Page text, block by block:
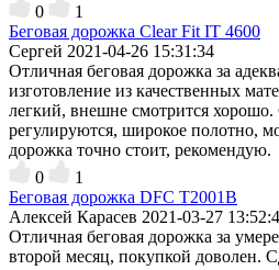
0
1
Беговая дорожка Clear Fit IT 4600
Сергей 2021-04-26 15:31:34
Отличная беговая дорожка за
изготовление из качественных
легкий, внешне смотрится хорошо.
регулируются, широкое полотно,
дорожка точно стоит, рекомендую.
0
1
Беговая дорожка DFC T2001B
Алексей Карасев 2021-03-27
Отличная беговая дорожка за
второй месяц, покупкой доволен.